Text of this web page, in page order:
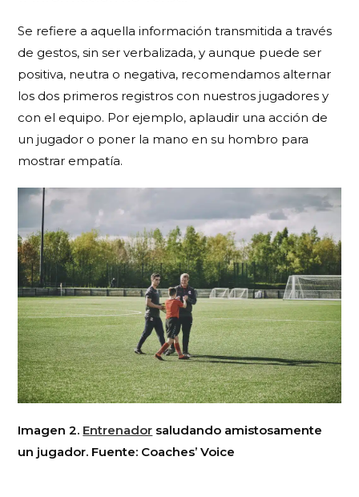
Se refiere a aquella información transmitida a través
de gestos, sin ser verbalizada, y aunque puede ser
positiva, neutra o negativa, recomendamos alternar
los dos primeros registros con nuestros jugadores y
con el equipo. Por ejemplo, aplaudir una acción de
un jugador o poner la mano en su hombro para
mostrar empatía.
Imagen 2. Entrenador saludando amistosamente
un jugador. Fuente: Coaches’ Voice